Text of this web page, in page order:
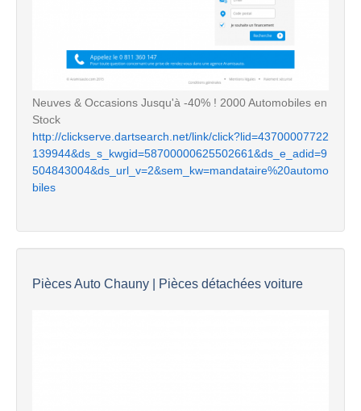
Neuves & Occasions Jusqu'à -40% ! 2000 Automobiles en
Stock
http://clickserve.dartsearch.net/link/click?lid=43700007722
139944&ds_s_kwgid=58700000625502661&ds_e_adid=9
504843004&ds_url_v=2&sem_kw=mandataire%20automo
biles
Pièces Auto Chauny | Pièces détachées voiture